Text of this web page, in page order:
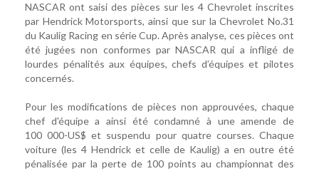
NASCAR ont saisi des pièces sur les 4 Chevrolet inscrites
par Hendrick Motorsports, ainsi que sur la Chevrolet No.31
du Kaulig Racing en série Cup. Après analyse, ces pièces ont
été jugées non conformes par NASCAR qui a infligé de
lourdes pénalités aux équipes, chefs d’équipes et pilotes
concernés.
Pour les modifications de pièces non approuvées, chaque
chef d'équipe a ainsi été condamné à une amende de
100 000-US$ et suspendu pour quatre courses. Chaque
voiture (les 4 Hendrick et celle de Kaulig) a en outre été
pénalisée par la perte de 100 points au championnat des